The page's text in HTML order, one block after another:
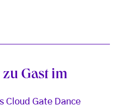
Gast im
Cloud Gate Dance